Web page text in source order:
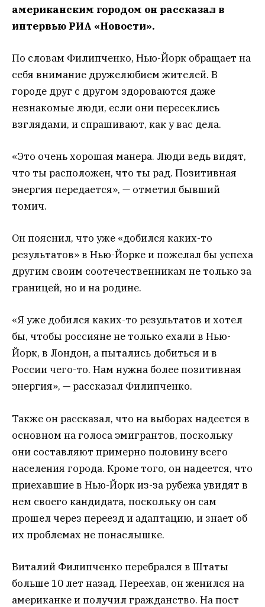
американским городом он рассказал в
интервью РИА «Новости».
По словам Филипченко, Нью-Йорк обращает на
себя внимание дружелюбием жителей. В
городе друг с другом здороваются даже
незнакомые люди, если они пересеклись
взглядами, и спрашивают, как у вас дела.
«Это очень хорошая манера. Люди ведь видят,
что ты расположен, что ты рад. Позитивная
энергия передается», — отметил бывший
томич.
Он пояснил, что уже «добился каких-то
результатов» в Нью-Йорке и пожелал бы успеха
другим своим соотечественникам не только за
границей, но и на родине.
«Я уже добился каких-то результатов и хотел
бы, чтобы россияне не только ехали в Нью-
Йорк, в Лондон, а пытались добиться и в
России чего-то. Нам нужна более позитивная
энергия», — рассказал Филипченко.
Также он рассказал, что на выборах надеется в
основном на голоса эмигрантов, поскольку
они составляют примерно половину всего
населения города. Кроме того, он надеется, что
приехавшие в Нью-Йорк из-за рубежа увидят в
нем своего кандидата, поскольку он сам
прошел через переезд и адаптацию, и знает об
их проблемах не понаслышке.
Виталий Филипченко перебрался в Штаты
больше 10 лет назад. Переехав, он женился на
американке и получил гражданство. На пост